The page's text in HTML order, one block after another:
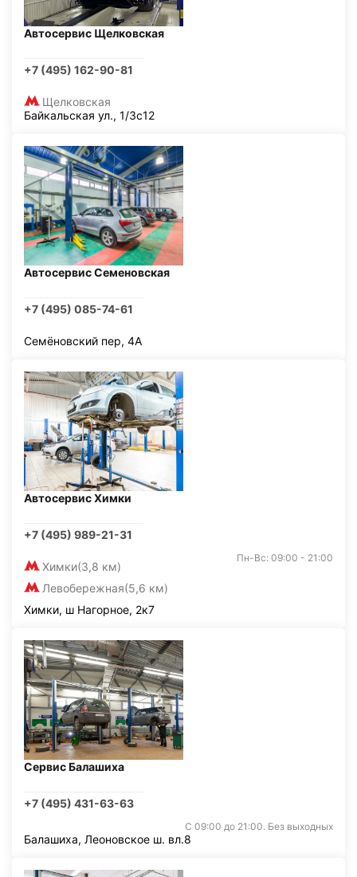
Автосервис Щелковская
+7 (495) 162-90-81
Щелковская
Байкальская ул., 1/3с12
Автосервис Семеновская
+7 (495) 085-74-61
Семёновский пер, 4А
Автосервис Химки
+7 (495) 989-21-31
Химки(3,8 км)
Левобережная(5,6 км)
Пн-Вс: 09:00 - 21:00
Химки, ш Нагорное, 2к7
Сервис Балашиха
+7 (495) 431-63-63
С 09:00 до 21:00. Без выходных
Балашиха, Леоновское ш. вл.8